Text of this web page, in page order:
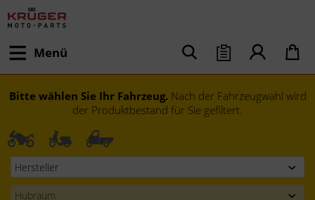
Menü
Bitte wählen Sie Ihr Fahrzeug. Nach der Fahrzeugwahl wird
der Produktbestand für Sie gefiltert.